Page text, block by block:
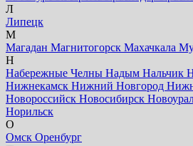
Л
Липецк
М
Магадан Магнитогорск Махачкала
Н
Набережные Челны Надым Нальчик
Нижнекамск Нижний Новгород
Новороссийск Новосибирск
Норильск
О
Омск Оренбург